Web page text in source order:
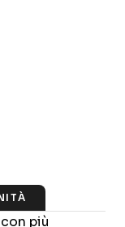
più